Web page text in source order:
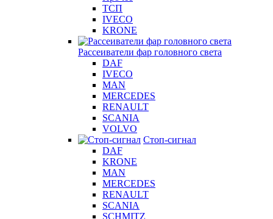
ТСП
IVECO
KRONE
Рассеиватели фар головного света
DAF
IVECO
MAN
MERCEDES
RENAULT
SCANIA
VOLVO
Стоп-сигнал
DAF
KRONE
MAN
MERCEDES
RENAULT
SCANIA
SCHMITZ